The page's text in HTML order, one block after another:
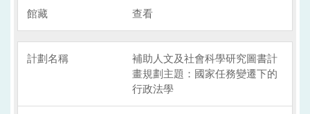
查看
補助人文及社會科學研究圖書計
畫規劃主題：國家任務變遷下的
行政法學